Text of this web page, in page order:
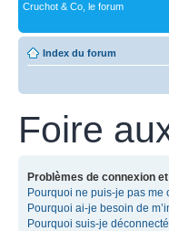
Cruchot & Co, le forum
Index du forum
Foire
Problèmes de connexion
Pourquoi ne puis-je pas me
Pourquoi ai-je besoin de
Pourquoi suis-je